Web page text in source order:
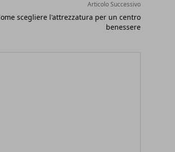
Articolo Successivo
scegliere l'attrezzatura per un centro
benessere